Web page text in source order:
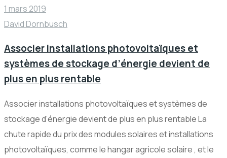
1 mars 2019
David Dornbusch
Associer installations photovoltaïques et
systèmes de stockage d’énergie devient de
plus en plus rentable
Associer installations photovoltaïques et systèmes de
stockage d’énergie devient de plus en plus rentable La
chute rapide du prix des modules solaires et installations
photovoltaïques, comme le hangar agricole solaire , et le